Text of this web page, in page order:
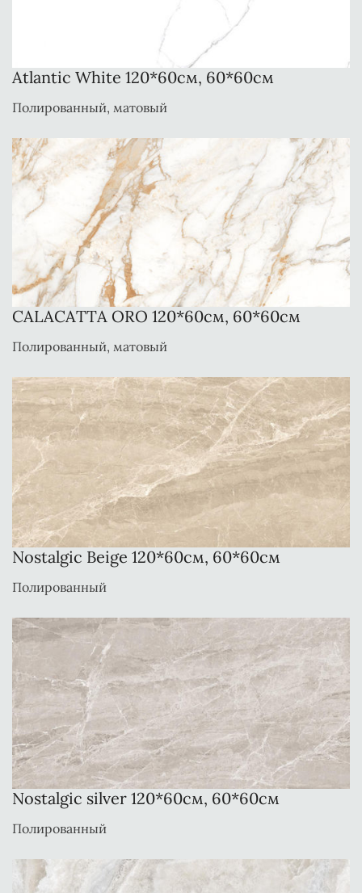
Atlantic White 120*60см, 60*60см
Полированный, матовый
CALACATTA ORO 120*60см, 60*60см
Полированный, матовый
Nostalgic Beige 120*60см, 60*60см
Полированный
Nostalgic silver 120*60см, 60*60см
Полированный